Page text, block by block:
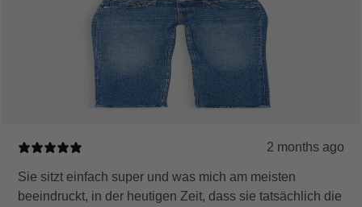
2 months ago
Sie sitzt einfach super und was mich am meisten
beeindruckt, in der heutigen Zeit, dass sie tatsächlich die